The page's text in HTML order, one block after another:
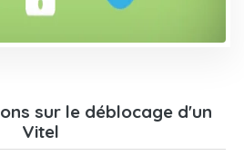
sur le déblocage d'un
Vitel